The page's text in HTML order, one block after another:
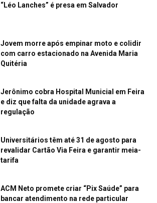
“Léo Lanches” é presa em Salvador
Jovem morre após empinar moto e colidir
com carro estacionado na Avenida Maria
Quitéria
Jerônimo cobra Hospital Municial em Feira
e diz que falta da unidade agrava a
regulação
Universitários têm até 31 de agosto para
revalidar Cartão Via Feira e garantir meia-
tarifa
ACM Neto promete criar “Pix Saúde” para
bancar atendimento na rede particular